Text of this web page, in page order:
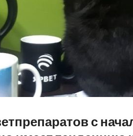
с